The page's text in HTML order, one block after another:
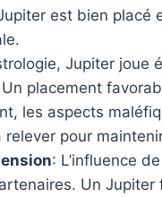
est bien placé
Jupiter joue
placement
les aspects
pour
: L’influence
Un